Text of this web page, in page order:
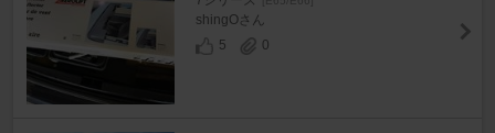
shingOさん
5
0